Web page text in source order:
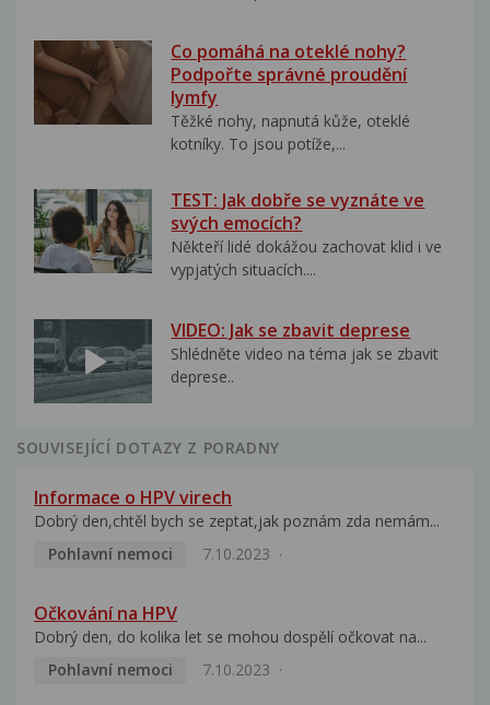
Co pomáhá na oteklé nohy?
Podpořte správné proudění
lymfy
Těžké nohy, napnutá kůže, oteklé
kotníky. To jsou potíže,...
TEST: Jak dobře se vyznáte ve
svých emocích?
Někteří lidé dokážou zachovat klid i ve
vypjatých situacích....
VIDEO: Jak se zbavit deprese
Shlédněte video na téma jak se zbavit
deprese..
SOUVISEJÍCÍ DOTAZY Z PORADNY
Informace o HPV virech
Dobrý den,chtěl bych se zeptat,jak poznám zda nemám...
Pohlavní nemoci
7.10.2023
Očkování na HPV
Dobrý den, do kolika let se mohou dospělí očkovat na...
Pohlavní nemoci
7.10.2023